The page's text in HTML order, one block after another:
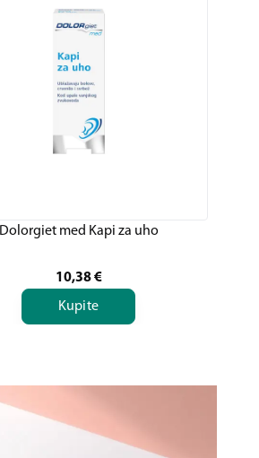
Dolorgiet med Kapi za uho
10,38 €
Kupite